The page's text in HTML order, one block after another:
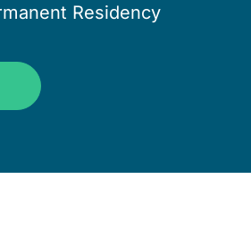
Residency